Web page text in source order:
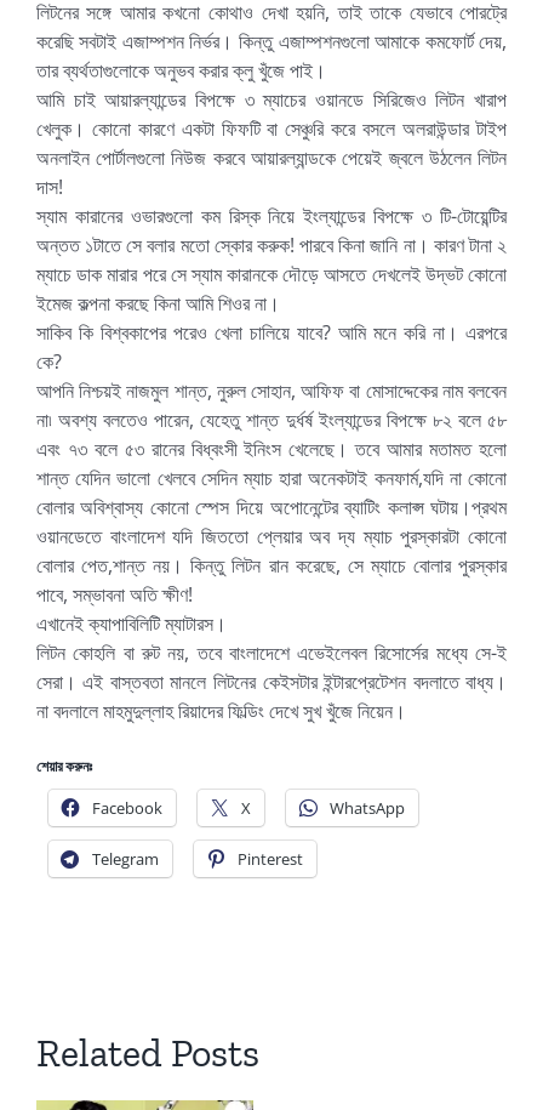
লিটনের সঙ্গে আমার কখনো কোথাও দেখা হয়নি, তাই তাকে যেভাবে পোরট্রে
করেছি সবটাই এজাম্পশন নির্ভর। কিন্তু এজাম্পশনগুলো আমাকে কমফোর্ট দেয়,
তার ব্যর্থতাগুলোকে অনুভব করার ক্লু খুঁজে পাই।
আমি চাই আয়ারল্যান্ডের বিপক্ষে ৩ ম্যাচের ওয়ানডে সিরিজেও লিটন খারাপ
খেলুক। কোনো কারণে একটা ফিফটি বা সেঞ্চুরি করে বসলে অলরাউন্ডার টাইপ
অনলাইন পোর্টালগুলো নিউজ করবে আয়ারল্যান্ডকে পেয়েই জ্বলে উঠলেন লিটন
দাস!
স্যাম কারানের ওভারগুলো কম রিস্ক নিয়ে ইংল্যান্ডের বিপক্ষে ৩ টি-টোয়েন্টির
অন্তত ১টাতে সে বলার মতো স্কোর করুক! পারবে কিনা জানি না। কারণ টানা ২
ম্যাচে ডাক মারার পরে সে স্যাম কারানকে দৌড়ে আসতে দেখলেই উদ্ভট কোনো
ইমেজ কল্পনা করছে কিনা আমি শিওর না।
সাকিব কি বিশ্বকাপের পরেও খেলা চালিয়ে যাবে? আমি মনে করি না। এরপরে
কে?
আপনি নিশ্চয়ই নাজমুল শান্ত, নুরুল সোহান, আফিফ বা মোসাদ্দেকের নাম বলবেন
না৷ অবশ্য বলতেও পারেন, যেহেতু শান্ত দুর্ধর্ষ ইংল্যান্ডের বিপক্ষে ৮২ বলে ৫৮
এবং ৭৩ বলে ৫৩ রানের বিধ্বংসী ইনিংস খেলেছে। তবে আমার মতামত হলো
শান্ত যেদিন ভালো খেলবে সেদিন ম্যাচ হারা অনেকটাই কনফার্ম,যদি না কোনো
বোলার অবিশ্বাস্য কোনো স্পেস দিয়ে অপোনেন্টের ব্যাটিং কলাপ্স ঘটায়।প্রথম
ওয়ানডেতে বাংলাদেশ যদি জিততো প্লেয়ার অব দ্য ম্যাচ পুরস্কারটা কোনো
বোলার পেত,শান্ত নয়। কিন্তু লিটন রান করেছে, সে ম্যাচে বোলার পুরস্কার
পাবে, সম্ভাবনা অতি ক্ষীণ!
এখানেই ক্যাপাবিলিটি ম্যাটারস।
লিটন কোহলি বা রুট নয়, তবে বাংলাদেশে এভেইলেবল রিসোর্সের মধ্যে সে-ই
সেরা। এই বাস্তবতা মানলে লিটনের কেইসটার ইন্টারপ্রেটেশন বদলাতে বাধ্য।
না বদলালে মাহমুদুল্লাহ রিয়াদের ফিল্ডিং দেখে সুখ খুঁজে নিয়েন।
শেয়ার করুনঃ
Facebook X WhatsApp
Telegram Pinterest
Related Posts